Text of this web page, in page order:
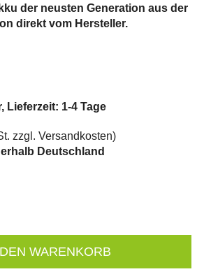
der neusten Generation aus der
direkt vom Hersteller.
Lieferzeit: 1-4 Tage
zzgl. Versandkosten)
Deutschland
WARENKORB